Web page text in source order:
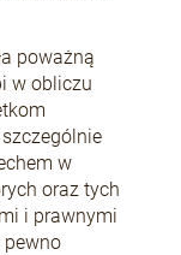
poważną
w obliczu
w
oraz tych
i prawnymi